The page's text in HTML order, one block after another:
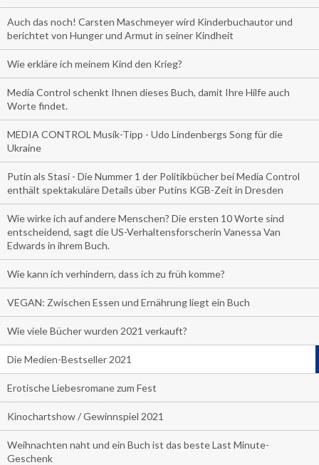
Auch das noch! Carsten Maschmeyer wird Kinderbuchautor und
berichtet von Hunger und Armut in seiner Kindheit
Wie erkläre ich meinem Kind den Krieg?
Media Control schenkt Ihnen dieses Buch, damit Ihre Hilfe auch
Worte findet.
MEDIA CONTROL Musik-Tipp - Udo Lindenbergs Song für die
Ukraine
Putin als Stasi - Die Nummer 1 der Politikbücher bei Media Control
enthält spektakuläre Details über Putins KGB-Zeit in Dresden
Wie wirke ich auf andere Menschen? Die ersten 10 Worte sind
entscheidend, sagt die US-Verhaltensforscherin Vanessa Van
Edwards in ihrem Buch.
Wie kann ich verhindern, dass ich zu früh komme?
VEGAN: Zwischen Essen und Ernährung liegt ein Buch
Wie viele Bücher wurden 2021 verkauft?
Die Medien-Bestseller 2021
Erotische Liebesromane zum Fest
Kinochartshow / Gewinnspiel 2021
Weihnachten naht und ein Buch ist das beste Last Minute-
Geschenk